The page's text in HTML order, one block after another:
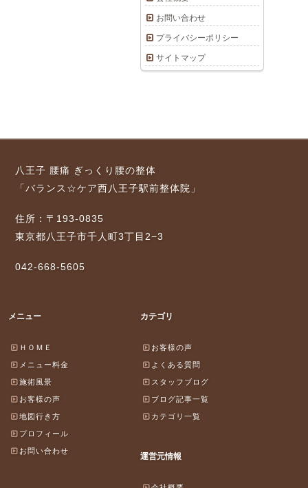
お問い合わせ
プライバシーポリシー
サイトマップ
八王子 腰痛 ぎっくり腰の整体
「バランス☆ケア西八王子駅前整体院」
住所：〒193-0835
東京都八王子市千人町3丁目2−3
042-668-5605
メニュー
ＨＯＭＥ
メニュー料金
施術風景
お客様の声
地図行き方
プロフィール
お問い合わせ
カテゴリ
お客様の声
よくある質問
スタッフブログ
ブログ記事一覧
カテゴリ一覧
運営元情報